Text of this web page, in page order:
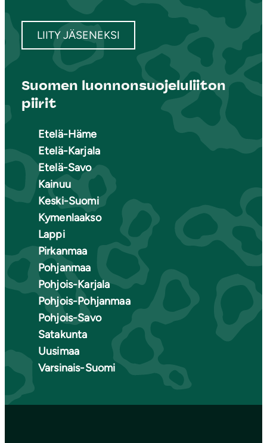
LIITY JÄSENEKSI
Suomen luonnonsuojeluliiton
piirit
Etelä-Häme
Etelä-Karjala
Etelä-Savo
Kainuu
Keski-Suomi
Kymenlaakso
Lappi
Pirkanmaa
Pohjanmaa
Pohjois-Karjala
Pohjois-Pohjanmaa
Pohjois-Savo
Satakunta
Uusimaa
Varsinais-Suomi